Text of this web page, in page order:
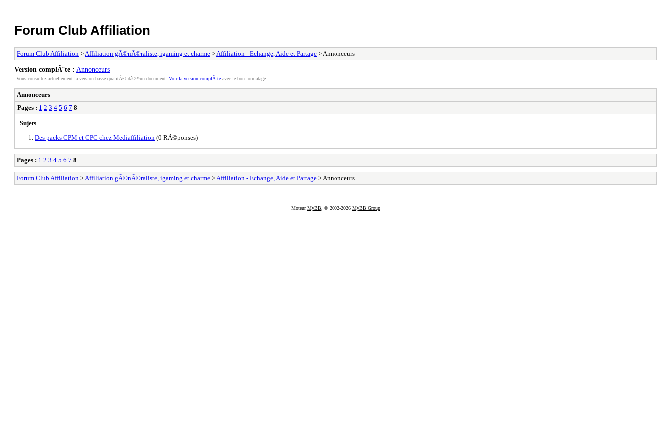
Forum Club Affiliation
Forum Club Affiliation > Affiliation gÃ©nÃ©raliste, igaming et charme > Affiliation - Echange, Aide et Partage > Annonceurs
Version complÃ¨te : Annonceurs
Vous consultez actuellement la version basse qualitÃ© dâ€™un document. Voir la version complÃ¨te avec le bon formatage.
Annonceurs
Pages : 1 2 3 4 5 6 7 8
Sujets
Des packs CPM et CPC chez Mediaffiliation (0 RÃ©ponses)
Pages : 1 2 3 4 5 6 7 8
Forum Club Affiliation > Affiliation gÃ©nÃ©raliste, igaming et charme > Affiliation - Echange, Aide et Partage > Annonceurs
MoteurMyBB, © 2002-2026 MyBB Group